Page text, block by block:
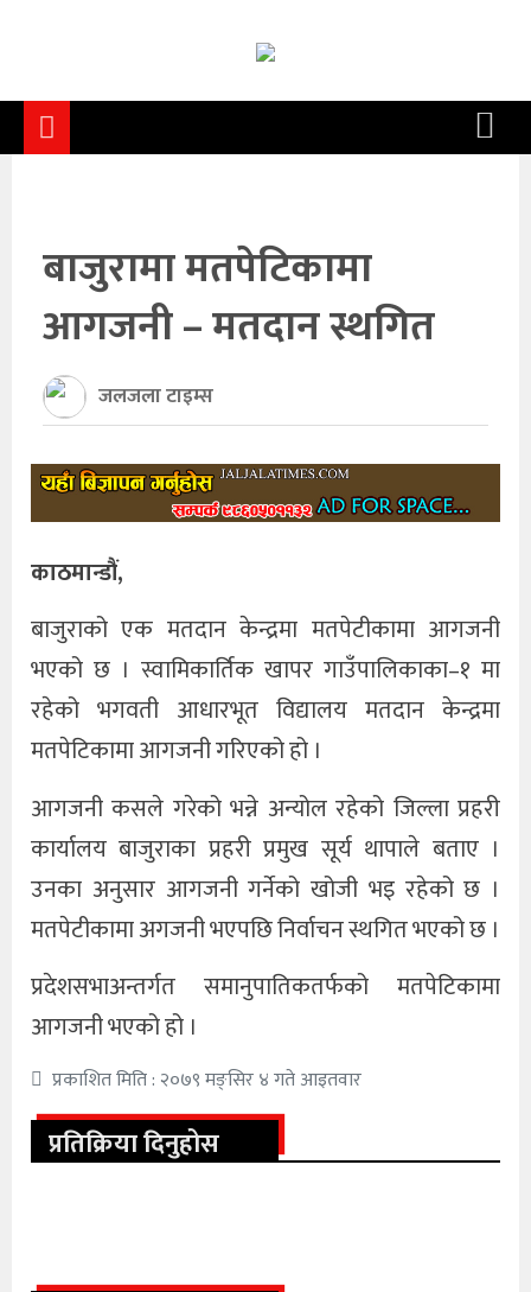
समाज
राजनीति
अन्तर्वार्ता
विचार
साहित्य/
सिर्जना
सूचना
प्रविधि
खेलकुद
अन्तर्राष्ट्रिय
थप
बाजुरामा मतपेटिकामा
आगजनी – मतदान स्थगित
जलजला टाइम्स
काठमान्डौं,
बाजुराको एक मतदान केन्द्रमा मतपेटीकामा आगजनी
भएको छ । स्वामिकार्तिक खापर गाउँपालिकाका–१ मा
रहेको भगवती आधारभूत विद्यालय मतदान केन्द्रमा
मतपेटिकामा आगजनी गरिएको हो ।
आगजनी कसले गरेको भन्ने अन्योल रहेको जिल्ला प्रहरी
कार्यालय बाजुराका प्रहरी प्रमुख सूर्य थापाले बताए ।
उनका अनुसार आगजनी गर्नेको खोजी भइ रहेको छ ।
मतपेटीकामा अगजनी भएपछि निर्वाचन स्थगित भएको छ ।
प्रदेशसभाअन्तर्गत समानुपातिकतर्फको मतपेटिकामा
आगजनी भएको हो ।
प्रकाशित मिति : २०७९ मङ्सिर ४ गते आइतवार
प्रतिक्रिया दिनुहोस